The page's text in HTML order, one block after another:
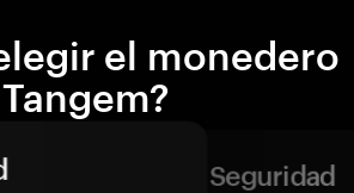
el monedero
Seguridad